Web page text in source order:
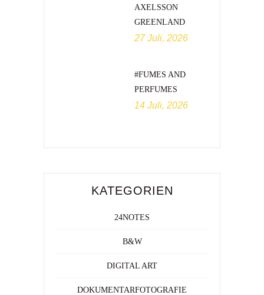
AXELSSON
GREENLAND
27 Juli, 2026
#FUMES AND
PERFUMES
14 Juli, 2026
KATEGORIEN
24NOTES
B&W
DIGITAL ART
DOKUMENTARFOTOGRAFIE